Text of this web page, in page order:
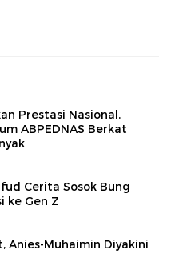
Prestasi Nasional,
ABPEDNAS Berkat
Cerita Sosok Bung
ke Gen Z
Anies-Muhaimin Diyakini